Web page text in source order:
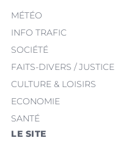
MÉTÉO
INFO TRAFIC
SOCIÉTÉ
FAITS-DIVERS / JUSTICE
CULTURE & LOISIRS
ECONOMIE
SANTÉ
LE SITE